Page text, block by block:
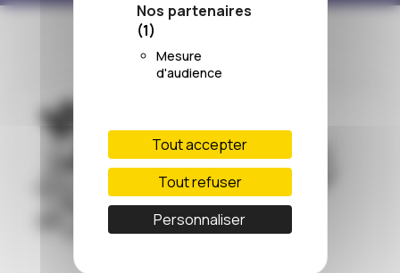
Nos partenaires
(1)
Mesure
d'audience
Tout accepter
Tout refuser
Personnaliser